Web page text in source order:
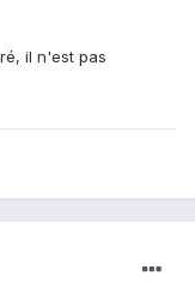
il n'est pas